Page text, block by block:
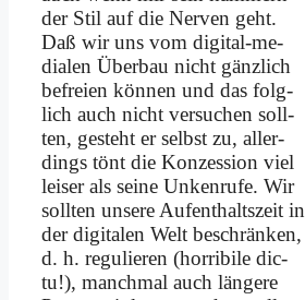
der Stil auf die Ner­ven geht.
Daß wir uns vom di­gi­tal-me­
dia­len Über­bau nicht gänz­lich
be­frei­en kön­nen und das folg­
lich auch nicht ver­su­chen soll­
ten, ge­steht er selbst zu, al­ler­
dings tönt die Kon­zes­si­on viel
lei­ser als sei­ne Un­ken­ru­fe. Wir
soll­ten un­se­re Auf­ent­halts­zeit in
der di­gi­ta­len Welt be­schrän­ken,
d. h. re­gu­lie­ren (hor­ri­bi­le dic­
tu!), manch­mal auch län­ge­re